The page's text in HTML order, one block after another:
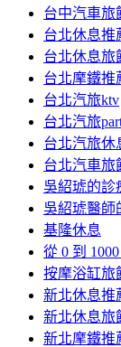
台中汽車旅
台北休息推
台北休息旅
台北摩鐵推
台北汽旅ktv
台北汽旅
台北汽旅休
台北汽車旅
吳紹琥的診
吳紹琥醫師
基隆休息
從 0 到
按摩浴缸旅
新北休息推
新北休息旅
新北摩鐵推